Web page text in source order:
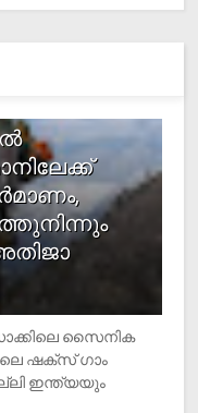
സൈനിക
ഷക്സ് ​ഗാം
ഇന്ത്യയും